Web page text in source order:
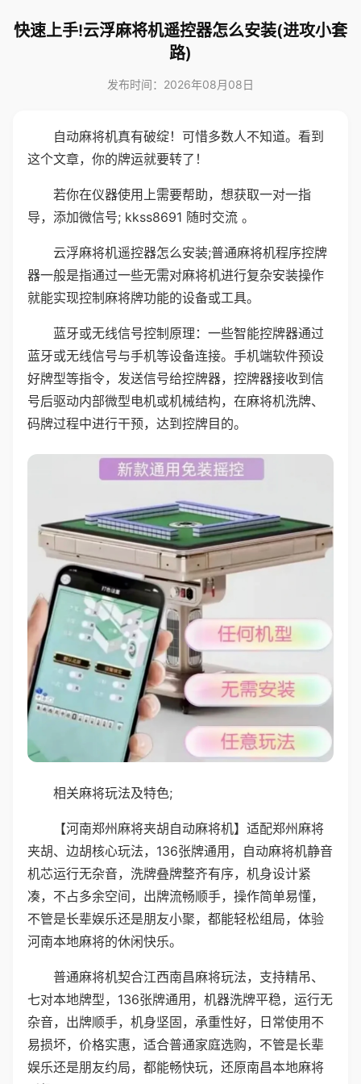
快速上手!云浮麻将机遥控器怎么安装(进攻小套
路)
发布时间：2026年08月08日
自动麻将机真有破绽！可惜多数人不知道。看到
这个文章，你的牌运就要转了！
若你在仪器使用上需要帮助，想获取一对一指
导，添加微信号; kkss8691 随时交流 。
云浮麻将机遥控器怎么安装;普通麻将机程序控牌
器一般是指通过一些无需对麻将机进行复杂安装操作
就能实现控制麻将牌功能的设备或工具。
蓝牙或无线信号控制原理：一些智能控牌器通过
蓝牙或无线信号与手机等设备连接。手机端软件预设
好牌型等指令，发送信号给控牌器，控牌器接收到信
号后驱动内部微型电机或机械结构，在麻将机洗牌、
码牌过程中进行干预，达到控牌目的。
相关麻将玩法及特色;
【河南郑州麻将夹胡自动麻将机】适配郑州麻将
夹胡、边胡核心玩法，136张牌通用，自动麻将机静音
机芯运行无杂音，洗牌叠牌整齐有序，机身设计紧
凑，不占多余空间，出牌流畅顺手，操作简单易懂，
不管是长辈娱乐还是朋友小聚，都能轻松组局，体验
河南本地麻将的休闲快乐。
普通麻将机契合江西南昌麻将玩法，支持精吊、
七对本地牌型，136张牌通用，机器洗牌平稳，运行无
杂音，出牌顺手，机身坚固，承重性好，日常使用不
易损坏，价格实惠，适合普通家庭选购，不管是长辈
娱乐还是朋友约局，都能畅快玩，还原南昌本地麻将